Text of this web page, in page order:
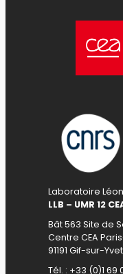
Laboratoire
LLB – UMR 12
Bât 563 Site de
Centre CEA
91191 Gif-sur-
Tél. : +33 (0)1